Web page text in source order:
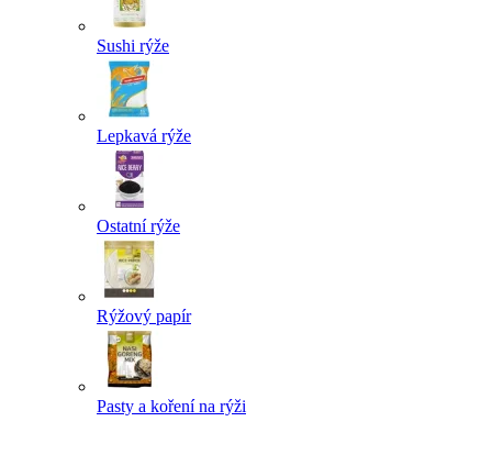
Sushi rýže
Lepkavá rýže
Ostatní rýže
Rýžový papír
Pasty a koření na rýži